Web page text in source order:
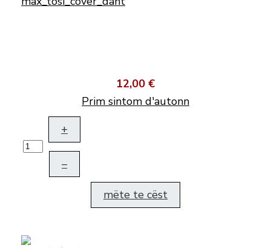
12,00 €
Prim sintom d'autonn
+
–
mëte te cëst